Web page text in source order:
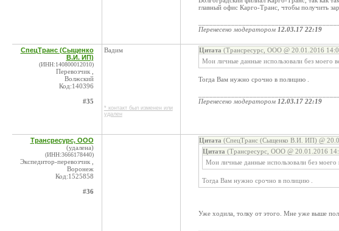
главный офис Карго-Транс, чтобы получить
Перенесено модератором 12.03.17 22:19
СпецТранс (Сыщенко
В.И. ИП)
(ИНН:140800012010)
Перевозчик ,
Волжский
Код:140396
#35
Вадим
* контакт был изменен или
удален
Цитата (Трансресурс, ООО @ 20.01.2016
Мои личные данные использовали без моего
Тогда Вам нужно срочно в полицию .
Перенесено модератором 12.03.17 22:19
Трансресурс, ООО
(удалена)
(ИНН:3666178440)
Экспедитор-перевозчик ,
Воронеж
Код:1525858
#36
Цитата (СпецТранс (Сыщенко В.И. ИП) @
Цитата (Трансресурс, ООО @ 20.01.2016
Мои личные данные использовали без моего
Тогда Вам нужно срочно в полицию .
Уже ходила, толку от этого. Мне уже выше